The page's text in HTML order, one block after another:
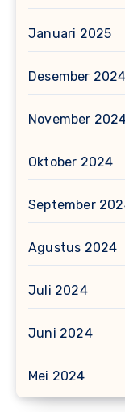
Januari 2025
Desember 2024
November
Oktober 2024
September
Agustus 2024
Juli 2024
Juni 2024
Mei 2024